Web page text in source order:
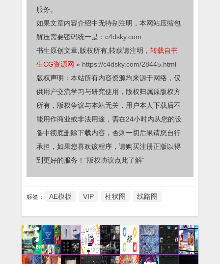
服务。
如果文章内容介绍中无特别注明，本网站压缩包
解压需要密码统一是： c4dsky.com
书生原创文章,版权所有,转载请注明， 转载自书
生CG资源网 » https://c4dsky.com/28445.html
版权声明：本站所有内容资源均来源于网络，仅
供用户交流学习与研究使用，版权归属原版权方
所有，版权争议与本站无关，用户本人下载后不
能用作商业或非法用途，需在24小时内从您的设
备中彻底删除下载内容，否则一切后果请您自行
承担，如果您喜欢该程序，请购买注册正版以得
到更好的服务！ “版权协议点此了解”
标签： AE模板 VIP 柱状图 线路图